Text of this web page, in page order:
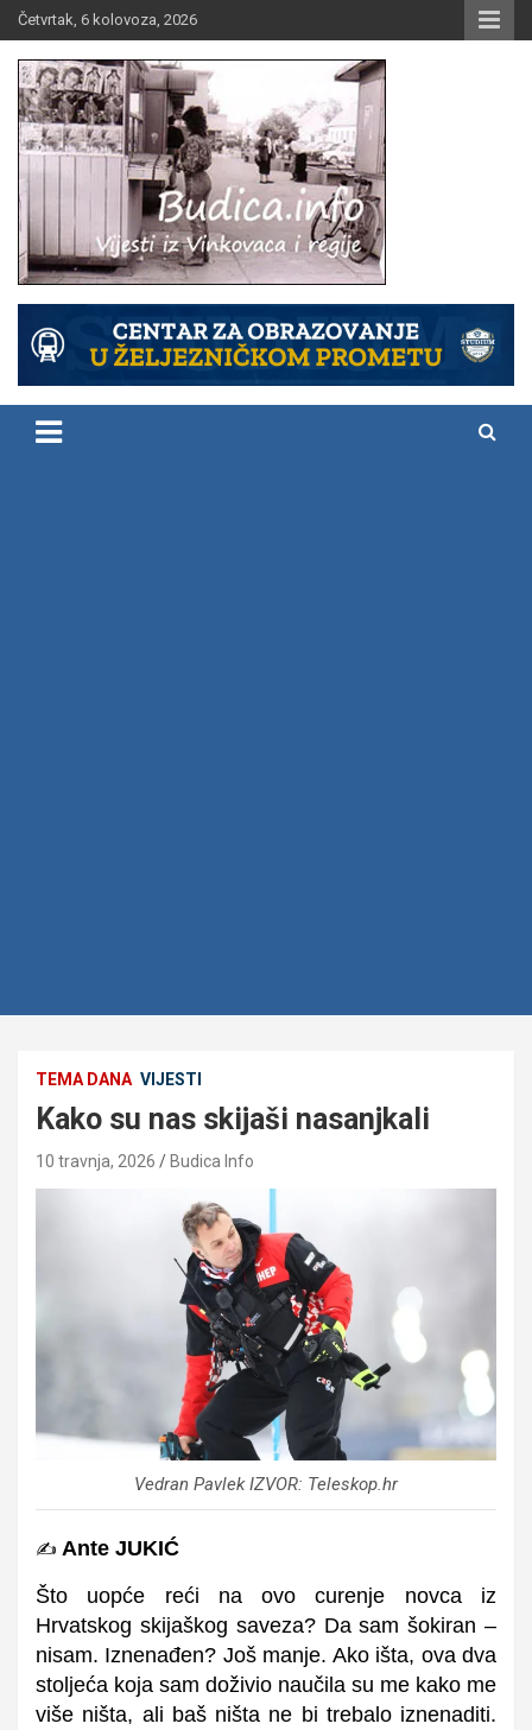
Skip
to
content
Četvrtak, 6 kolovoza, 2026
Budica.info
TEMA DANA VIJESTI
Kako su nas skijaši nasanjkali
10 travnja, 2026 Budica Info
Vedran Pavlek IZVOR: Teleskop.hr
✍️ Ante JUKIĆ
Što uopće reći na ovo curenje novca iz
Hrvatskog skijaškog saveza? Da sam šokiran –
nisam. Iznenađen? Još manje. Ako išta, ova dva
stoljeća koja sam doživio naučila su me kako me
više ništa, ali baš ništa ne bi trebalo iznenaditi.